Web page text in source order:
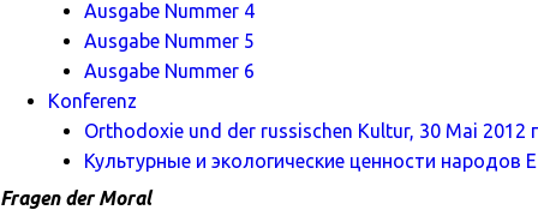
Ausgabe Nummer 4
Ausgabe Nummer 5
Ausgabe Nummer 6
Konferenz
Orthodoxie und der russischen Kultur, 30 Mai 2012
Культурные и экологические ценности народов
Fragen der Moral